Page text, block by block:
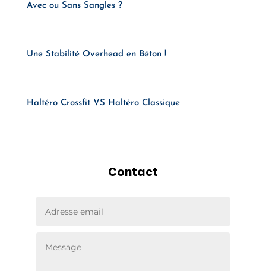
Avec ou Sans Sangles ?
Une Stabilité Overhead en Béton !
Haltéro Crossfit VS Haltéro Classique
Contact